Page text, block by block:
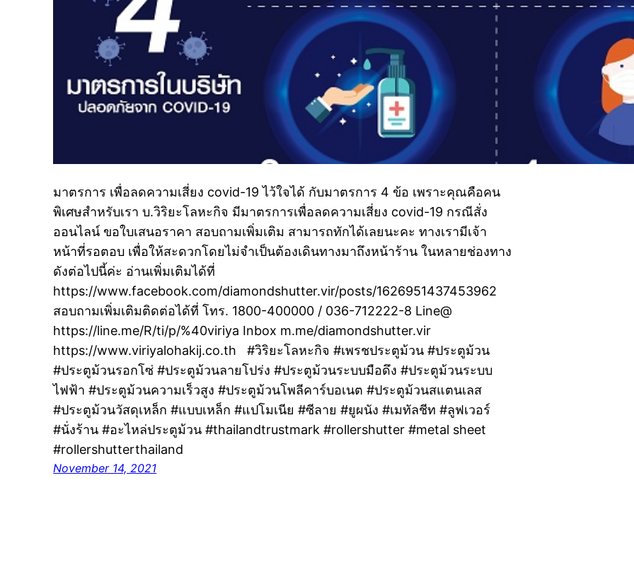
มาตรการ เพื่อลดความเสี่ยง covid-19 ไว้ใจได้ กับมาตรการ 4 ข้อ เพราะคุณคือคน
พิเศษสำหรับเรา บ.วิริยะโลหะกิจ มีมาตรการเพื่อลดความเสี่ยง covid-19 กรณีสั่ง
ออนไลน์ ขอใบเสนอราคา สอบถามเพิ่มเติม สามารถทักได้เลยนะคะ ทางเรามีเจ้า
หน้าที่รอตอบ เพื่อให้สะดวกโดยไม่จำเป็นต้องเดินทางมาถึงหน้าร้าน ในหลายช่องทาง
ดังต่อไปนี้ค่ะ อ่านเพิ่มเติมได้ที่
https://www.facebook.com/diamondshutter.vir/posts/1626951437453962
สอบถามเพิ่มเติมติดต่อได้ที่ โทร. 1800-400000 / 036-712222-8 Line@
https://line.me/R/ti/p/%40viriya Inbox m.me/diamondshutter.vir
https://www.viriyalohakij.co.th #วิริยะโลหะกิจ #เพรชประตูม้วน #ประตูม้วน
#ประตูม้วนรอกโซ่ #ประตูม้วนลายโปร่ง #ประตูม้วนระบบมือดึง #ประตูม้วนระบบ
ไฟฟ้า #ประตูม้วนความเร็วสูง #ประตูม้วนโพลีคาร์บอเนต #ประตูม้วนสแตนเลส
#ประตูม้วนวัสดุเหล็ก #แบบเหล็ก #แปโมเนีย #ซีลาย #ยูผนัง #เมทัลชีท #ลูฟเวอร์
#นั่งร้าน #อะไหล่ประตูม้วน #thailandtrustmark #rollershutter #metal sheet
#rollershutterthailand
November 14, 2021